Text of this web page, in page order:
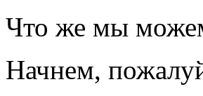
Что же мы
Начнем,